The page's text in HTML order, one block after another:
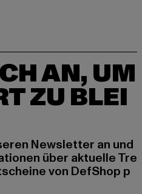
AN, UM
ZU BLEI
Newsletter an und
über aktuelle Tre
von DefShop p